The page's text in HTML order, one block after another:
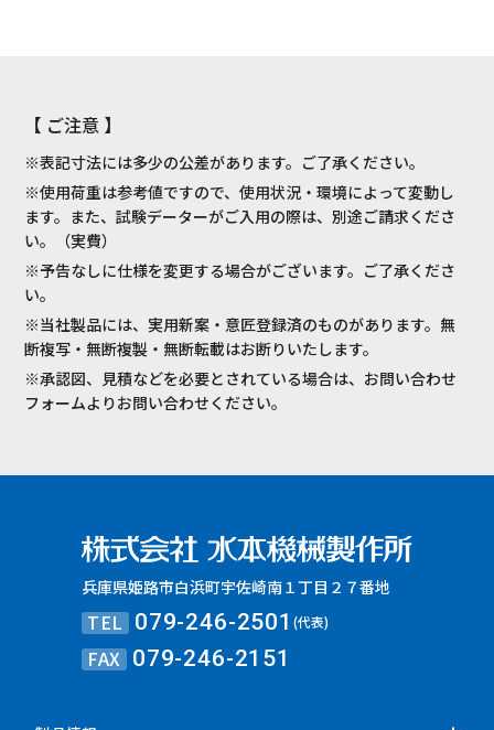
【 ご注意 】
※表記寸法には多少の公差があります。ご了承ください。
※使用荷重は参考値ですので、使用状況・環境によって変動し
ます。また、試験データーがご入用の際は、別途ご請求くださ
い。（実費）
※予告なしに仕様を変更する場合がございます。ご了承くださ
い。
※当社製品には、実用新案・意匠登録済のものがあります。無
断複写・無断複製・無断転載はお断りいたします。
※承認図、見積などを必要とされている場合は、お問い合わせ
フォームよりお問い合わせください。
兵庫県姫路市白浜町宇佐崎南１丁目２７番地
TEL 079-246-2501(代表)
FAX 079-246-2151